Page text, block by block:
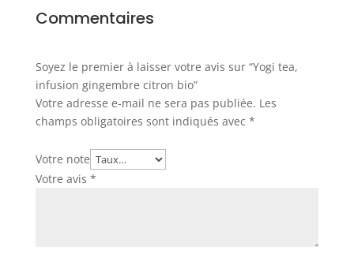
Commentaires
Soyez le premier à laisser votre avis sur “Yogi tea,
infusion gingembre citron bio”
Votre adresse e-mail ne sera pas publiée. Les
champs obligatoires sont indiqués avec *
Votre note
Votre avis *